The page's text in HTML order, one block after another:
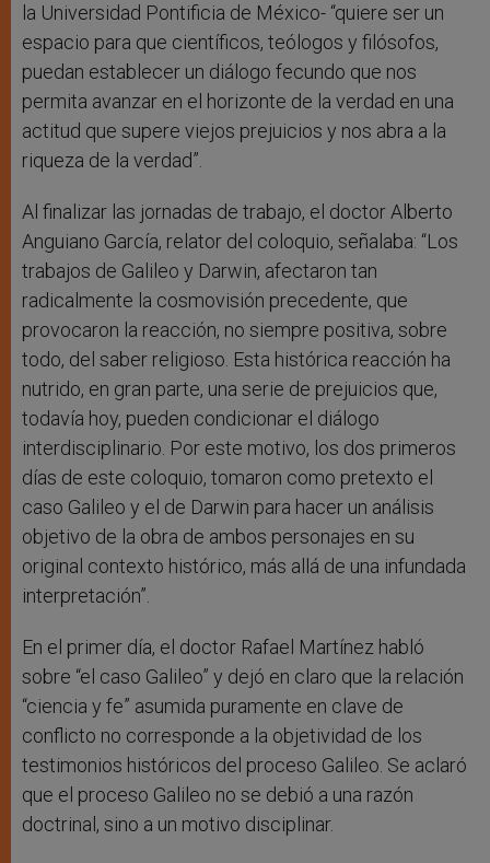
la Universidad Pontificia de México- “quiere ser un
espacio para que científicos, teólogos y filósofos,
puedan establecer un diálogo fecundo que nos
permita avanzar en el horizonte de la verdad en una
actitud que supere viejos prejuicios y nos abra a la
riqueza de la verdad”.
Al finalizar las jornadas de trabajo, el doctor Alberto
Anguiano García, relator del coloquio, señalaba: “Los
trabajos de Galileo y Darwin, afectaron tan
radicalmente la cosmovisión precedente, que
provocaron la reacción, no siempre positiva, sobre
todo, del saber religioso. Esta histórica reacción ha
nutrido, en gran parte, una serie de prejuicios que,
todavía hoy, pueden condicionar el diálogo
interdisciplinario. Por este motivo, los dos primeros
días de este coloquio, tomaron como pretexto el
caso Galileo y el de Darwin para hacer un análisis
objetivo de la obra de ambos personajes en su
original contexto histórico, más allá de una infundada
interpretación”.
En el primer día, el doctor Rafael Martínez habló
sobre “el caso Galileo” y dejó en claro que la relación
“ciencia y fe” asumida puramente en clave de
conflicto no corresponde a la objetividad de los
testimonios históricos del proceso Galileo. Se aclaró
que el proceso Galileo no se debió a una razón
doctrinal, sino a un motivo disciplinar.